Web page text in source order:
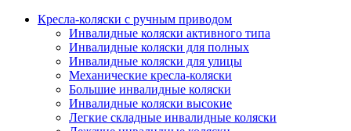
Кресла-коляски с ручным приводом
Инвалидные коляски активного типа
Инвалидные коляски для полных
Инвалидные коляски для улицы
Механические кресла-коляски
Большие инвалидные коляски
Инвалидные коляски высокие
Легкие складные инвалидные коляски